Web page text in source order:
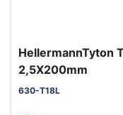
HellermannTyton
2,5X200mm
630-T18L